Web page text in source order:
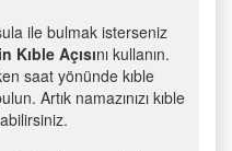
ile bulmak isterseniz
Kıble Açısını kullanın.
saat yönünde kıble
Artık namazınızı kıble